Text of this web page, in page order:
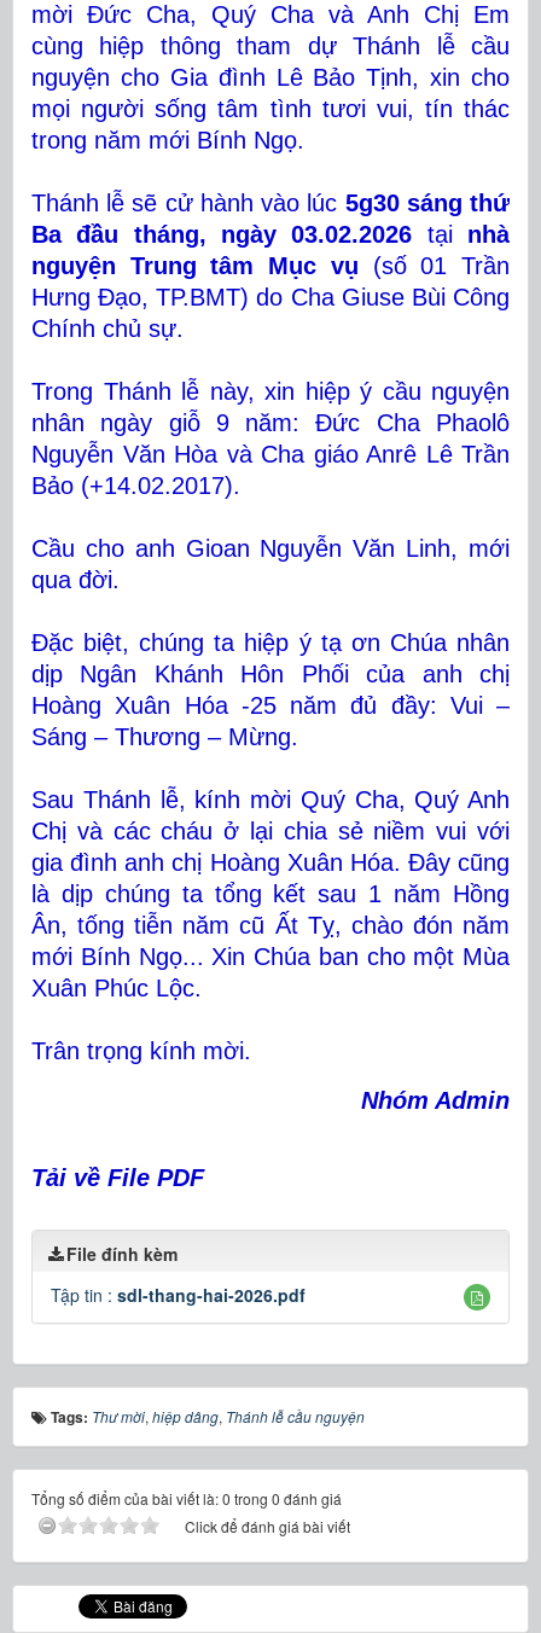
mời Đức Cha, Quý Cha và Anh Chị Em
cùng hiệp thông tham dự Thánh lễ cầu
nguyện cho Gia đình Lê Bảo Tịnh, xin cho
mọi người sống tâm tình tươi vui, tín thác
trong năm mới Bính Ngọ.
Thánh lễ sẽ cử hành vào lúc 5g30 sáng thứ
Ba đầu tháng, ngày 03.02.2026 tại nhà
nguyện Trung tâm Mục vụ (số 01 Trần
Hưng Đạo, TP.BMT) do Cha Giuse Bùi Công
Chính chủ sự.
Trong Thánh lễ này, xin hiệp ý cầu nguyện
nhân ngày giỗ 9 năm: Đức Cha Phaolô
Nguyễn Văn Hòa và Cha giáo Anrê Lê Trần
Bảo (+14.02.2017).
Cầu cho anh Gioan Nguyễn Văn Linh, mới
qua đời.
Đặc biệt, chúng ta hiệp ý tạ ơn Chúa nhân
dịp Ngân Khánh Hôn Phối của anh chị
Hoàng Xuân Hóa -25 năm đủ đầy: Vui –
Sáng – Thương – Mừng.
Sau Thánh lễ, kính mời Quý Cha, Quý Anh
Chị và các cháu ở lại chia sẻ niềm vui với
gia đình anh chị Hoàng Xuân Hóa. Đây cũng
là dịp chúng ta tổng kết sau 1 năm Hồng
Ân, tống tiễn năm cũ Ất Tỵ, chào đón năm
mới Bính Ngọ... Xin Chúa ban cho một Mùa
Xuân Phúc Lộc.
Trân trọng kính mời.
Nhóm Admin
Tải về File PDF
File đính kèm
Tập tin : sdl-thang-hai-2026.pdf
Tags: Thư mời, hiệp dâng, Thánh lễ cầu nguyện
Tổng số điểm của bài viết là: 0 trong 0 đánh giá
Click để đánh giá bài viết